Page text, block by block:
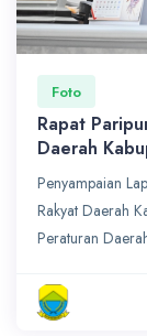
Foto
Rapat
Daerah
Penyampaian
Rakyat Daerah
Peraturan